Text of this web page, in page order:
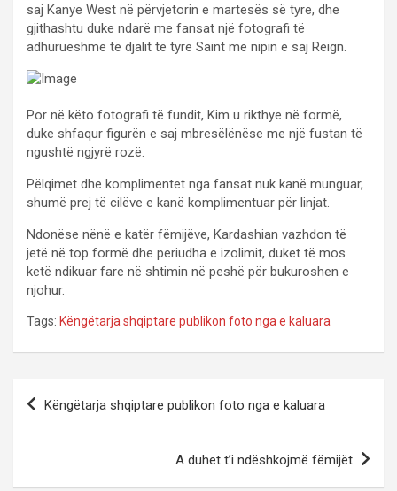
saj Kanye West në përvjetorin e martesës së tyre, dhe
gjithashtu duke ndarë me fansat një fotografi të
adhurueshme të djalit të tyre Saint me nipin e saj Reign.
Por në këto fotografi të fundit, Kim u rikthye në formë,
duke shfaqur figurën e saj mbresëlënëse me një fustan të
ngushtë ngjyrë rozë.
Pëlqimet dhe komplimentet nga fansat nuk kanë munguar,
shumë prej të cilëve e kanë komplimentuar për linjat.
Ndonëse nënë e katër fëmijëve, Kardashian vazhdon të
jetë në top formë dhe periudha e izolimit, duket të mos
ketë ndikuar fare në shtimin në peshë për bukuroshen e
njohur.
Tags: Këngëtarja shqiptare publikon foto nga e kaluara
Këngëtarja shqiptare publikon foto nga e kaluara
A duhet t’i ndëshkojmë fëmijët